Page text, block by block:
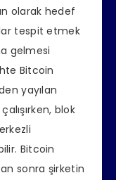
olarak hedef
tespit etmek
gelmesi
Bitcoin
yayılan
blok
Bitcoin
sonra şirketin